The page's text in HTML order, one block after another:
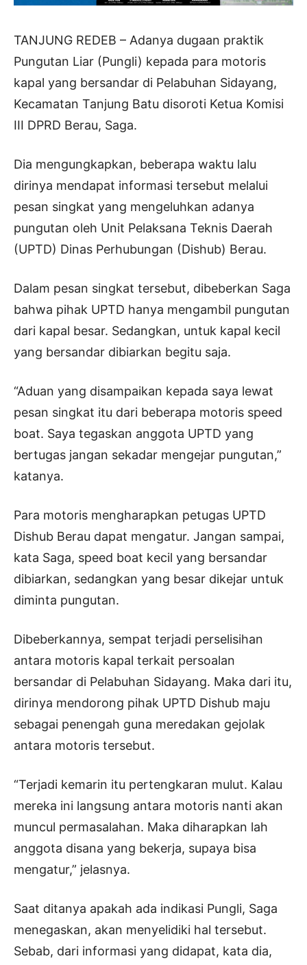
TANJUNG REDEB – Adanya dugaan praktik
Pungutan Liar (Pungli) kepada para motoris
kapal yang bersandar di Pelabuhan Sidayang,
Kecamatan Tanjung Batu disoroti Ketua Komisi
III DPRD Berau, Saga.
Dia mengungkapkan, beberapa waktu lalu
dirinya mendapat informasi tersebut melalui
pesan singkat yang mengeluhkan adanya
pungutan oleh Unit Pelaksana Teknis Daerah
(UPTD) Dinas Perhubungan (Dishub) Berau.
Dalam pesan singkat tersebut, dibeberkan Saga
bahwa pihak UPTD hanya mengambil pungutan
dari kapal besar. Sedangkan, untuk kapal kecil
yang bersandar dibiarkan begitu saja.
“Aduan yang disampaikan kepada saya lewat
pesan singkat itu dari beberapa motoris speed
boat. Saya tegaskan anggota UPTD yang
bertugas jangan sekadar mengejar pungutan,”
katanya.
Para motoris mengharapkan petugas UPTD
Dishub Berau dapat mengatur. Jangan sampai,
kata Saga, speed boat kecil yang bersandar
dibiarkan, sedangkan yang besar dikejar untuk
diminta pungutan.
Dibeberkannya, sempat terjadi perselisihan
antara motoris kapal terkait persoalan
bersandar di Pelabuhan Sidayang. Maka dari itu,
dirinya mendorong pihak UPTD Dishub maju
sebagai penengah guna meredakan gejolak
antara motoris tersebut.
“Terjadi kemarin itu pertengkaran mulut. Kalau
mereka ini langsung antara motoris nanti akan
muncul permasalahan. Maka diharapkan lah
anggota disana yang bekerja, supaya bisa
mengatur,” jelasnya.
Saat ditanya apakah ada indikasi Pungli, Saga
menegaskan, akan menyelidiki hal tersebut.
Sebab, dari informasi yang didapat, kata dia,